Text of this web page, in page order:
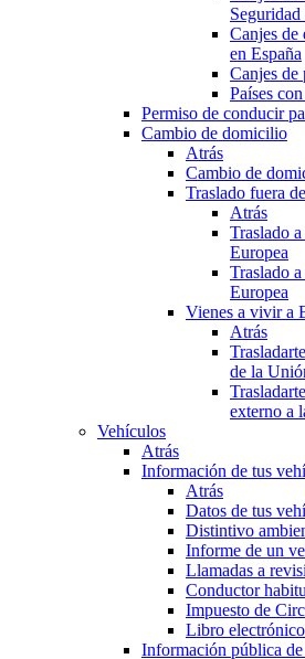
Seguridad
Canjes de
en España
Canjes de
Países
Permiso de conducir
Cambio de domicilio
Atrás
Cambio de
Traslado fuera
Atrás
Traslado
Europea
Traslado
Europea
Vienes a vivir a
Atrás
de la
externo a
Vehículos
Atrás
Información de tus
Atrás
Datos de tus
Distintivo
Informe de un
Llamadas a
Conductor
Impuesto de
Libro
Información pública